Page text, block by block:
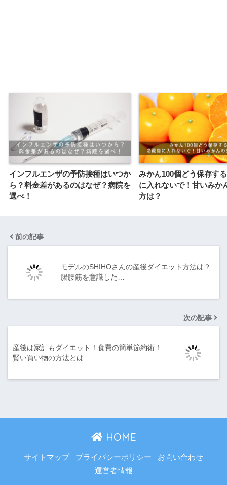
インフルエンザの予防接種はいつか
ら？料金差があるのはなぜ？病院を
選べ！
みかん100個どう保存す
に入れないで！甘いみか
方は？
前の記事
モデルのSHIHOさんの産後ダイエット方法は？
腸腰筋を意識した…
次の記事
産後は家計もダイエット！食費の簡単節約術！
賢い買い物の方法とは…
HOME
サイトマップ プライバシーポリシー
お問い合わせ
運営者情報